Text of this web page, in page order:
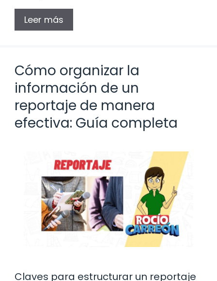
Leer más
Cómo organizar la
información de un
reportaje de manera
efectiva: Guía completa
Claves para estructurar un reportaje